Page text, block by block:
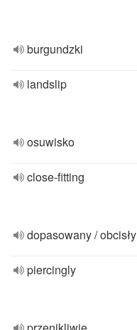
burgundzki
landslip
osuwisko
close-fitting
dopasowany / obcisły
piercingly